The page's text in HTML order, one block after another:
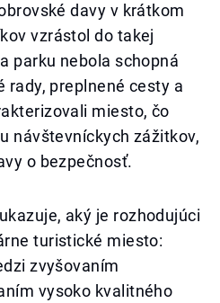
davy v krátkom
vzrástol do takej
parku nebola schopná
rady, preplnené cesty a
miesto, čo
návštevníckych zážitkov,
o bezpečnosť.
aký je rozhodujúci
turistické miesto:
zvyšovaním
vysoko kvalitného